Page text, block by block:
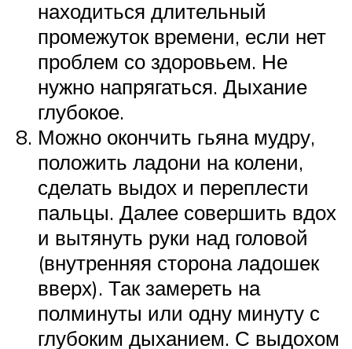
находиться длительный
промежуток времени, если нет
проблем со здоровьем. Не
нужно напрягаться. Дыхание
глубокое.
Можно окончить гьяна мудру,
положить ладони на колени,
сделать выдох и переплести
пальцы. Далее совершить вдох
и вытянуть руки над головой
(внутренняя сторона ладошек
вверх). Так замереть на
полминуты или одну минуту с
глубоким дыханием. С выдохом